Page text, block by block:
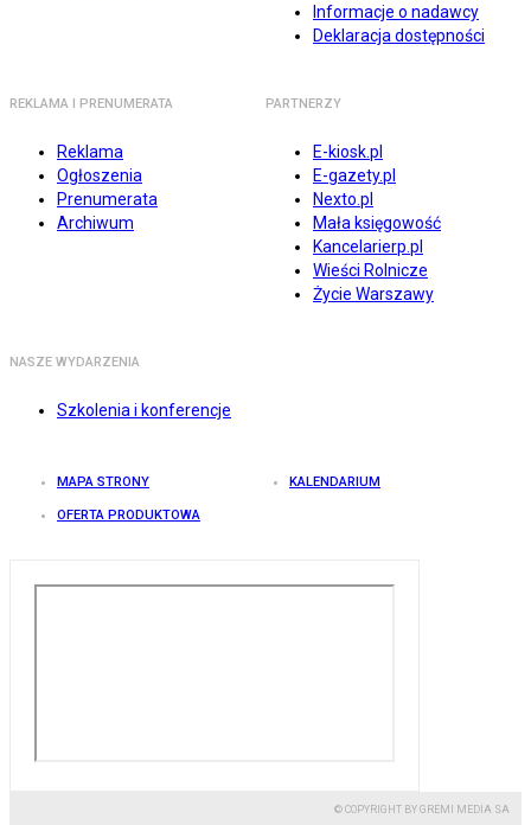
Informacje o nadawcy
Deklaracja dostępności
REKLAMA I PRENUMERATA
Reklama
Ogłoszenia
Prenumerata
Archiwum
PARTNERZY
E-kiosk.pl
E-gazety.pl
Nexto.pl
Mała księgowość
Kancelarierp.pl
Wieści Rolnicze
Życie Warszawy
NASZE WYDARZENIA
Szkolenia i konferencje
MAPA STRONY KALENDARIUM
OFERTA PRODUKTOWA
© COPYRIGHT BY GREMI MEDIA SA